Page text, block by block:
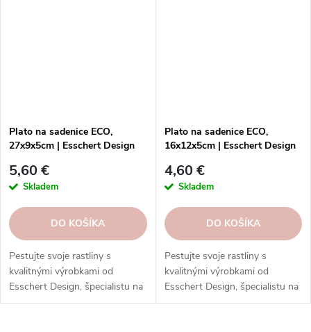
Plato na sadenice ECO,
27x9x5cm | Esschert Design
5,60 €
Skladem
DO KOŠÍKA
Pestujte svoje rastliny s
kvalitnými výrobkami od
Esschert Design, špecialistu na
záhradníctvo.
Plato na sadenice ECO,
16x12x5cm | Esschert Design
4,60 €
Skladem
DO KOŠÍKA
Pestujte svoje rastliny s
kvalitnými výrobkami od
Esschert Design, špecialistu na
záhradníctvo.